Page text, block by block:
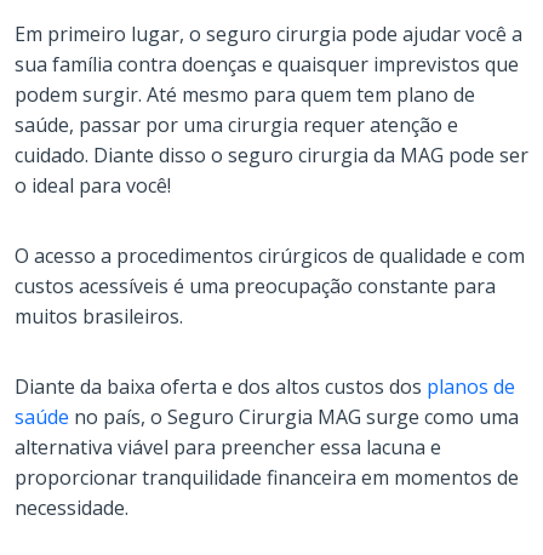
Em primeiro lugar, o seguro cirurgia pode ajudar você a
sua família contra doenças e quaisquer imprevistos que
podem surgir. Até mesmo para quem tem plano de
saúde, passar por uma cirurgia requer atenção e
cuidado. Diante disso o seguro cirurgia da MAG pode ser
o ideal para você!
O acesso a procedimentos cirúrgicos de qualidade e com
custos acessíveis é uma preocupação constante para
muitos brasileiros.
Diante da baixa oferta e dos altos custos dos planos de
saúde no país, o Seguro Cirurgia MAG surge como uma
alternativa viável para preencher essa lacuna e
proporcionar tranquilidade financeira em momentos de
necessidade.